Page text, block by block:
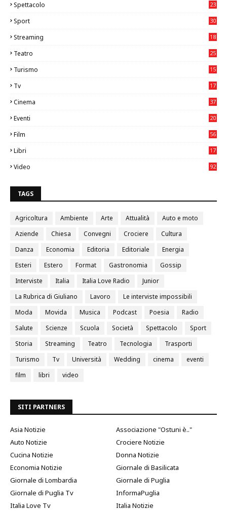
Spettacolo 23
Sport
30
Streaming 18
Teatro
25
Turismo
15
Tv
17
Cinema
37
Eventi
20
Film
56
Libri
17
Video
92
TAGS
Agricoltura Ambiente Arte Attualità
Auto e moto
Aziende
Chiesa Convegni Crociere
Cultura
Danza
Economia Editoria Editoriale
Energia
Esteri
Estero Format Gastronomia
Gossip
Interviste
Italia Italia Love Radio
Junior
La Rubrica di Giuliano
Lavoro
Le interviste impossibili
Moda
Movida Musica Podcast Poesia
Radio
Salute
Scienze Scuola Società Spettacolo
Sport
Storia
Streaming Teatro Tecnologia
Trasporti
Turismo
Tv Università Wedding cinema
eventi
film
libri video
SITI PARTNERS
Asia Notizie
Associazione "Ostuni è.."
Auto Notizie
Crociere Notizie
Cucina Notizie
Donna Notizie
Economia Notizie
Giornale di Basilicata
Giornale di Lombardia
Giornale di Puglia
Giornale di Puglia Tv
InformaPuglia
Italia Love Tv
Italia Notizie